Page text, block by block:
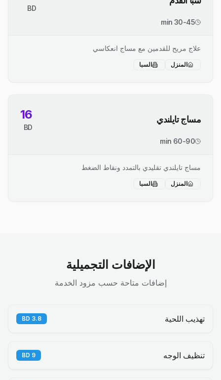
BD
30-45 min
علاج مريح للقدمين مع مساج انعكاسي
المنزل السبا
مساج تايلندي 16
BD
60-90 min
مساج تايلندي تقليدي بالتمدد ونقاط الضغط
المنزل السبا
الإضافات التجميلية
إضافات متاحة حسب مزود الخدمة
تهذيب اللحية 3.8
BD
تنظيف الوجه 9
BD